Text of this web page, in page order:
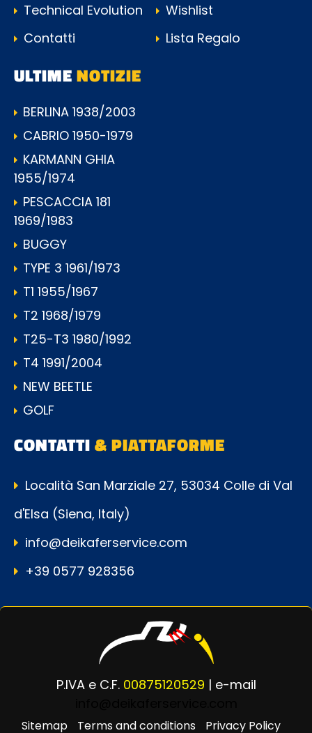
Technical Evolution
Contatti
Wishlist
Lista Regalo
ULTIMENOTIZIE
BERLINA 1938/2003
CABRIO 1950-1979
KARMANN GHIA
1955/1974
PESCACCIA 181
1969/1983
BUGGY
TYPE 3 1961/1973
T1 1955/1967
T2 1968/1979
T25-T3 1980/1992
T4 1991/2004
NEW BEETLE
GOLF
CONTATTI& PIATTAFORME
Località San Marziale 27, 53034 Colle di Val
d'Elsa (Siena, Italy)
info@deikaferservice.com
+39 0577 928356
P.IVA e C.F. 00875120529 | e-mail
Sitemap Terms and conditions Privacy Policy